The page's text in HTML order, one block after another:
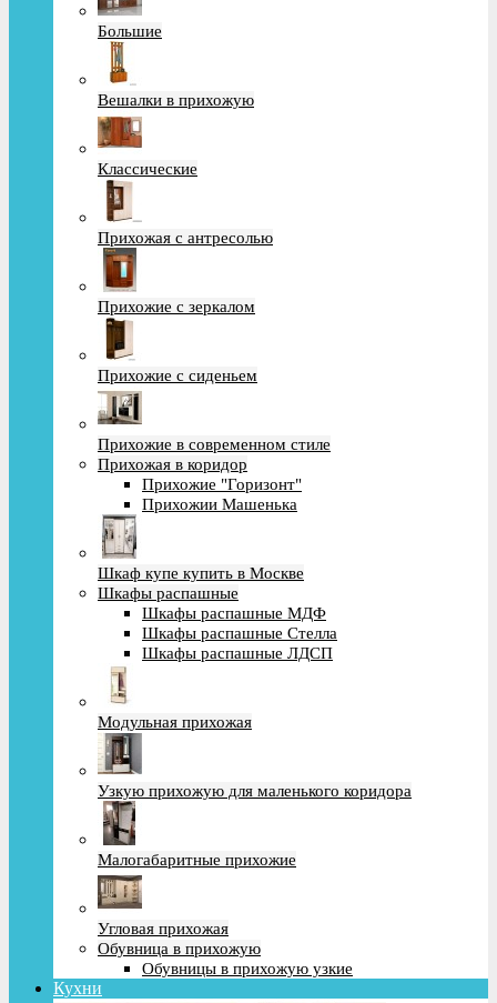
Большие
Вешалки в прихожую
Классические
Прихожая с антресолью
Прихожие с зеркалом
Прихожие с сиденьем
Прихожие в современном стиле
Прихожая в коридор
Прихожие "Горизонт"
Прихожии Машенька
Шкаф купе купить в Москве
Шкафы распашные
Шкафы распашные МДФ
Шкафы распашные Стелла
Шкафы распашные ЛДСП
Модульная прихожая
Узкую прихожую для маленького коридора
Малогабаритные прихожие
Угловая прихожая
Обувница в прихожую
Обувницы в прихожую узкие
Кухни